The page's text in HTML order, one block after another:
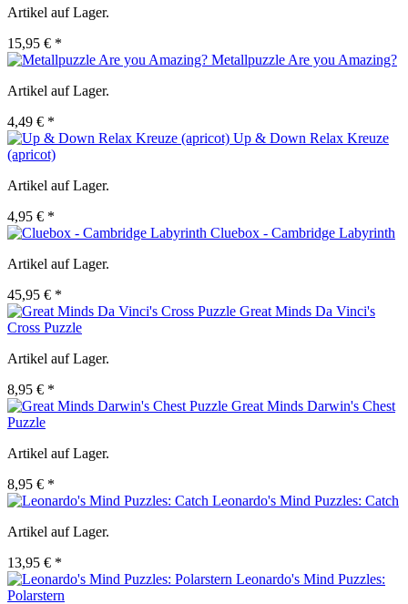
Artikel auf Lager.
15,95 € *
Metallpuzzle Are you Amazing?
Artikel auf Lager.
4,49 € *
Up & Down Relax Kreuze
(apricot)
Artikel auf Lager.
4,95 € *
Cluebox - Cambridge Labyrinth
Artikel auf Lager.
45,95 € *
Great Minds Da Vinci's
Cross Puzzle
Artikel auf Lager.
8,95 € *
Great Minds Darwin's Chest
Puzzle
Artikel auf Lager.
8,95 € *
Leonardo's Mind Puzzles: Catch
Artikel auf Lager.
13,95 € *
Leonardo's Mind Puzzles:
Polarstern